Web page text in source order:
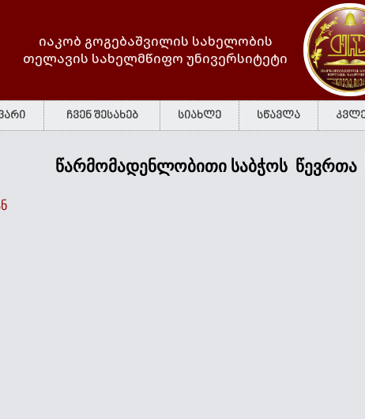
იაკობ გოგებაშვილის სახელობის
თელავის სახელმწიფო უნივერსიტეტი
ჩვენ შესახებ სიახლე სწავლა
წარმომადენლობითი საბჭოს წევრთა